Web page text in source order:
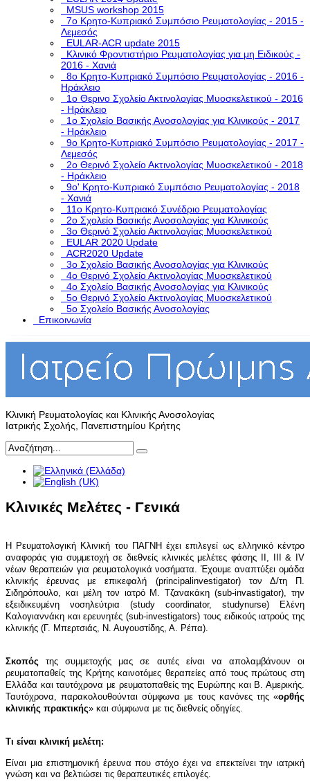
MSUS workshop 2015
7ο Κρητο-Κυπριακό Συμπόσιο Ρευματολογίας - 2015 -
Λεμεσός
EULAR-ACR update 2015
Κλινικό Φροντιστήριο Ρευματολογίας για μη Ειδικούς -
2016 - Χανιά
8ο Κρητο-Κυπριακό Συμπόσιο Ρευματολογίας - 2016 -
Ηράκλειο
1ο Θερινο Σχολείο Ακτινολογίας Μυοσκελετικού - 2016
- Ηράκλειο
1o Σχολείο Βασικής Ανοσολογίας για Κλινικούς - 2017
- Ηράκλειο
9ο Κρητο-Κυπριακό Συμπόσιο Ρευματολογίας - 2017 -
Λεμεσός
2ο Θερινό Σχολείο Ακτινολογίας Μυοσκελετικού - 2018
- Ηράκλειο
9ο' Κρητο-Κυπριακό Συμπόσιο Ρευματολογίας - 2018
- Χανιά
11ο Κρητο-Κυπριακό Συνέδριο Ρευματολογίας
2o Σχολείο Βασικής Ανοσολογίας για Κλινικούς
3o Θερινό Σχολείο Ακτινολογίας Μυοσκελετικού
EULAR 2020 Update
ACR2020 Update
3ο Σχολείο Βασικής Ανοσολογίας για Κλινικούς
4ο Θερινό Σχολείο Ακτινολογίας Μυοσκελετικού
4ο Σχολείο Βασικής Ανοσολογίας για Κλινικούς
5o Θερινό Σχολείο Ακτινολογίας Μυοσκελετικού
5ο Σχολείο Βασικής Ανοσολογίας
Επικοινωνία
Κλινική Ρευματολογίας και Κλινικής Ανοσολογίας
Ιατρικής Σχολής, Πανεπιστημίου Κρήτης
Κλινικές Μελέτες - Γενικά
Η Ρευματολογική Κλινική του ΠΑΓΝΗ έχει επιλεγεί ως ελληνικό κέντρο
αναφοράς για συμμετοχή σε διεθνείς κλινικές μελέτες φάσης ΙΙ, ΙΙΙ & ΙV
νέων θεραπειών για ρευματολογικά νοσήματα. Έχουμε αναπτύξει ομάδα
κλινικής έρευνας με επικεφαλή (principal investigator) τον Δ/τη Π.
Σιδηρόπουλο, και μέλη τον ιατρό Μ. Τζανακάκη (sub-invastigator), την
εξειδικευμένη νοσηλεύτρια (study coordinator, studynurse) Ελένη
Καλογιαννάκη και ερευνητές (sub-investigators) τους ειδικούς ιατρούς της
κλινικής (Γ. Μπερτσιάς, Ν. Αυγουστίδης, Α. Ρέπα).
Σκοπός της συμμετοχής μας σε αυτές είναι να απολαμβάνουν οι
ρευματοπαθείς της Κρήτης καινοτόμες θεραπείες από τους πρώτους στη
Ελλάδα και ταυτόχρονα με ρευματοπαθείς της Ευρώπης και Β. Αμερικής.
Ταυτόχρονα, παρακολουθούνται σύμφωνα με τους κανόνες της «ορθής
κλινικής πρακτικής» και σύμφωνα με τις διεθνείς οδηγίες.
Τι είναι κλινική μελέτη:
Είναι μια επιστημονική έρευνα που στόχο έχει να επεκτείνει την ιατρική
γνώση και να βελτιώσει τις θεραπευτικές επιλογές.